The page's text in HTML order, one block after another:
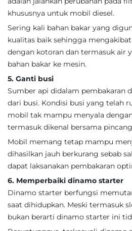
khususnya untuk mobil diesel.
Sering kali bahan bakar yang
kualitas baik sehingga
dengan kotoran dan termasuk air
bahan bakar ke mesin.
5. Ganti busi
Sumber api didalam pembakaran
dari busi. Kondisi busi yang telah
mobil tak mampu menyala
termasuk dikenal bersama
Mobil memang tetap mampu
dihasilkan jauh berkurang sebab
dapat laksanakan pembakaran
6. Memperbaiki dinamo starter
Dinamo starter berfungsi
saat dihidupkan. Meski termasuk
bukan berarti dinamo starter ini